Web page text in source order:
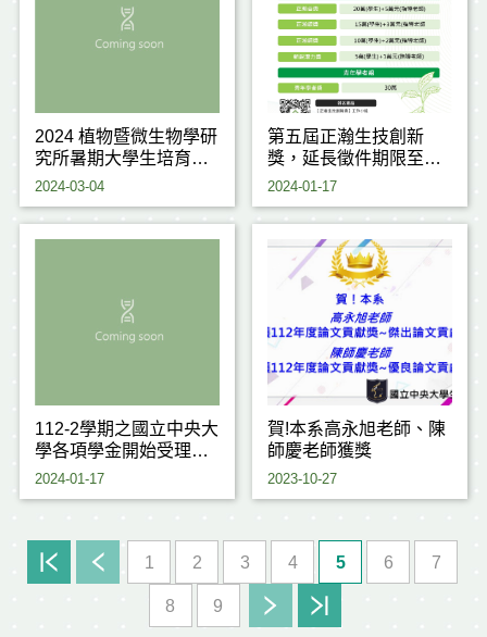
2024 植物暨微生物學研
究所暑期大學生培育計
畫--植物大戰微生物
2024-03-04
第五屆正瀚生技創新
獎，延長徵件期限至
2024年1月31日
2024-01-17
112-2學期之國立中央大
學各項學金開始受理申
請
2024-01-17
賀!本系高永旭老師、陳
師慶老師獲獎
2023-10-27
1 2 3 4 5 6 7
8 9